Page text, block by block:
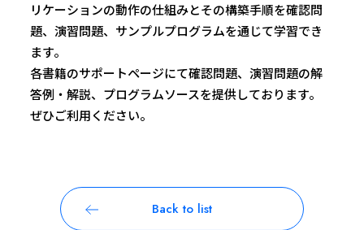
リケーションの動作の仕組みとその構築手順を確認問
題、演習問題、サンプルプログラムを通じて学習でき
ます。
各書籍のサポートページにて確認問題、演習問題の解
答例・解説、プログラムソースを提供しております。
ぜひご利用ください。
Back to list